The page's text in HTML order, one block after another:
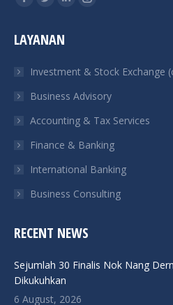
Facebook
opens
new
window
Twitter
opens
new
window
Linkedin
new
window
Instagram
new
window
LAYANAN
Investment & Stock Exchange
Business Advisory
Accounting & Tax Services
Finance & Banking
International Banking
Business Consulting
RECENT NEWS
Sejumlah 30 Finalis Nok Nang
Dikukuhkan
6 August, 2026